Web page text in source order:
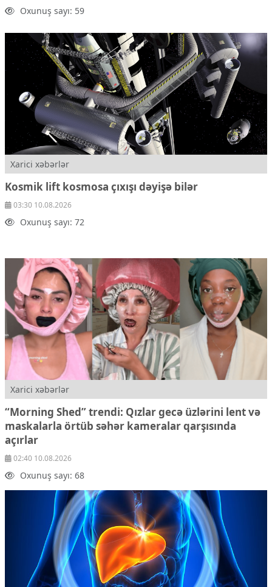
Oxunuş sayı: 59
Xarici xəbərlər
Kosmik lift kosmosa çıxışı dəyişə bilər
03:30 10.08.2026
Oxunuş sayı: 72
Xarici xəbərlər
“Morning Shed” trendi: Qızlar gecə üzlərini lent və
maskalarla örtüb səhər kameralar qarşısında
açırlar
02:40 10.08.2026
Oxunuş sayı: 68